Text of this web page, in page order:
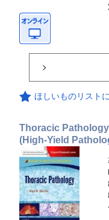
ほしいものリスト
Thoracic Pathology
(High-Yield